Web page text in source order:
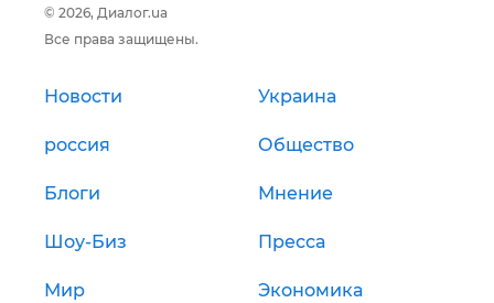
© 2026, Диалог.ua
Все права защищены.
Новости Украина
россия Общество
Блоги Мнение
Шоу-Биз Пресса
Мир Экономика